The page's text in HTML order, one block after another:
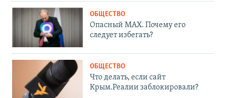
ОБЩЕСТВО
Опасный MAX. Почему его
следует избегать?
ОБЩЕСТВО
Что делать, если сайт
Крым.Реалии заблокировали?